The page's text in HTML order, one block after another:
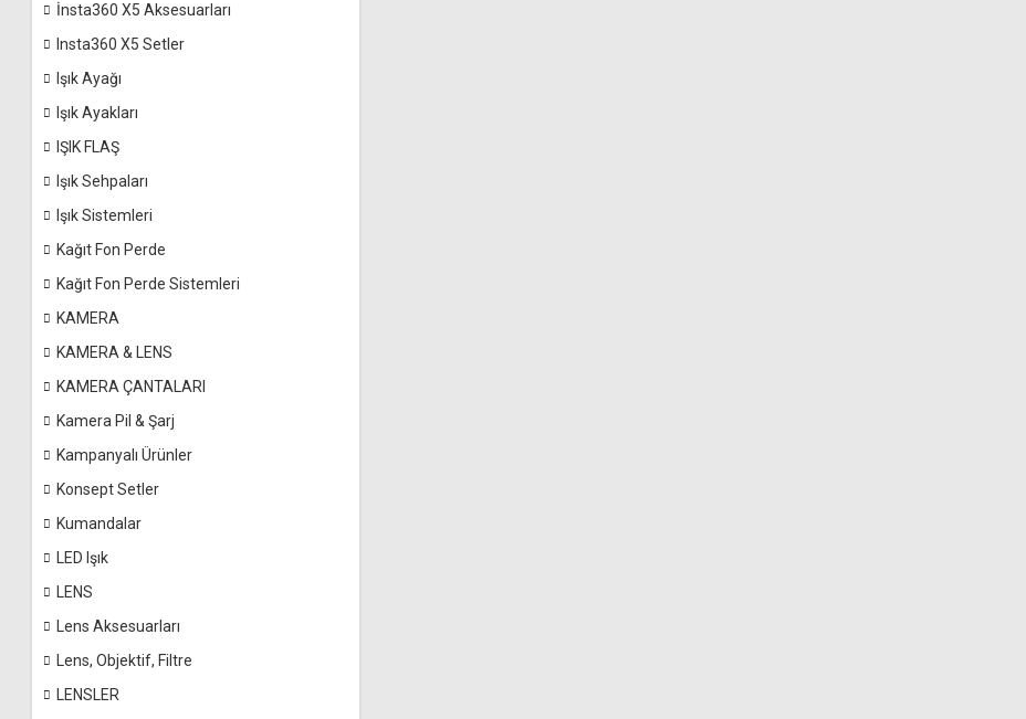
İnsta360 X5 Aksesuarları
Insta360 X5 Setler
Işık Ayağı
Işık Ayakları
IŞIK FLAŞ
Işık Sehpaları
Işık Sistemleri
Kağıt Fon Perde
Kağıt Fon Perde Sistemleri
KAMERA
KAMERA & LENS
KAMERA ÇANTALARI
Kamera Pil & Şarj
Kampanyalı Ürünler
Konsept Setler
Kumandalar
LED Işık
LENS
Lens Aksesuarları
Lens, Objektif, Filtre
LENSLER